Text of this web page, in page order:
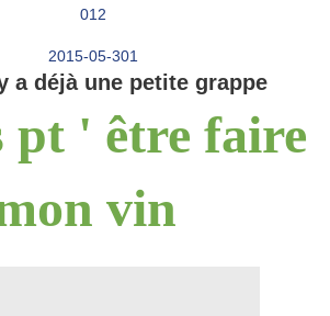
a déjà une petite grappe
pt ' être faire
vin